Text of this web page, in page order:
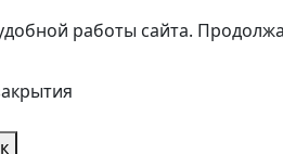
работы сайта.